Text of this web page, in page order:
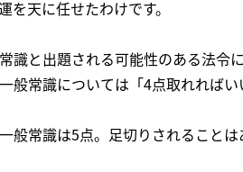
を天に任せたわけです。
識と出題される可能性のある法令
般常識については「4点取れればい
般常識は5点。足切りされることは